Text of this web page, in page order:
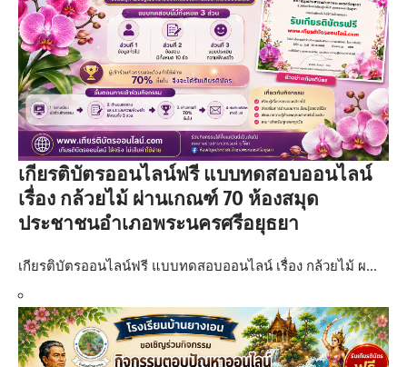
เกียรติบัตรออนไลน์ฟรี แบบทดสอบออนไลน์
เรื่อง กล้วยไม้ ผ่านเกณฑ์ 70 ห้องสมุด
ประชาชนอำเภอพระนครศรีอยุธยา
เกียรติบัตรออนไลน์ฟรี แบบทดสอบออนไลน์ เรื่อง กล้วยไม้ ผ…